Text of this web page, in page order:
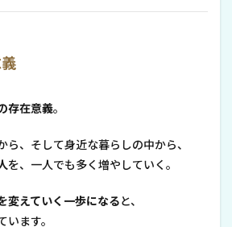
存在意義。
ら、そして身近な暮らしの中から、
を、一人でも多く増やしていく。
変えていく一歩になると、
ます。